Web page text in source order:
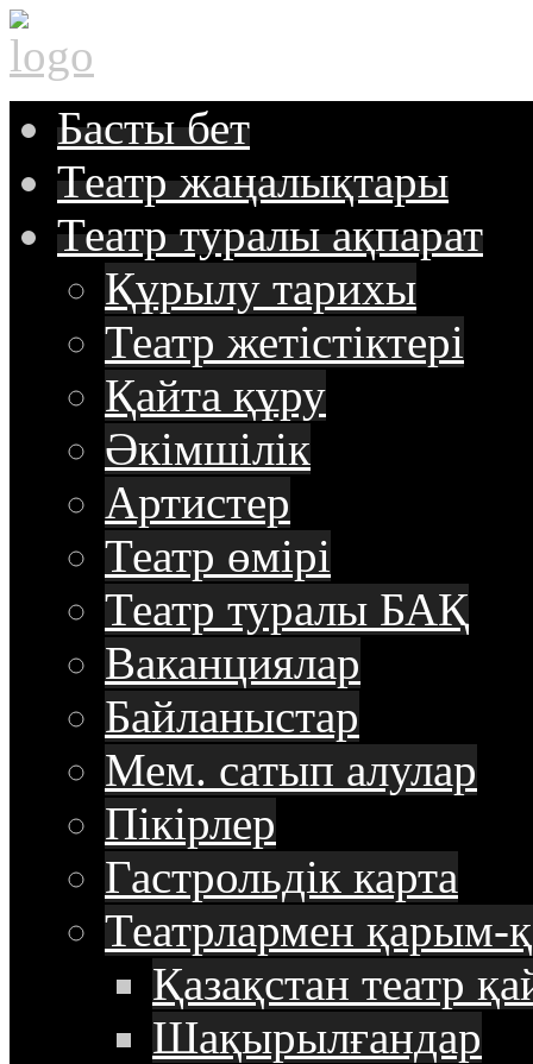
Бастыбет
Театржаңалықтары
Театр туралыақпарат
Құрылу тарихы
Театр жетістіктері
Қайта құру
Әкімшілік
Артистер
Театр өмірі
Театр туралы БАҚ
Ваканциялар
Байланыстар
Мем. сатып алулар
Пікірлер
Гастрольдік карта
Театрлармен қарым-
Қазақстан театр
Шақырылғандар